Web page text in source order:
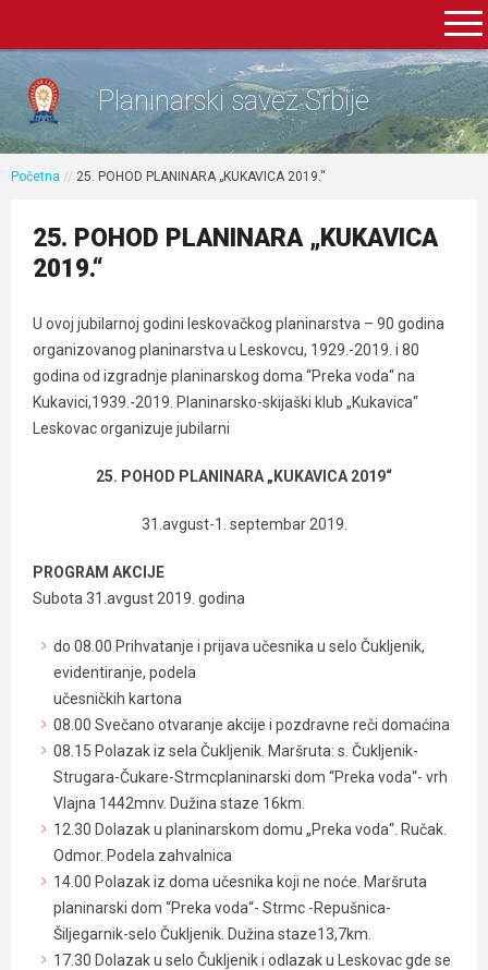
Planinarski savez Srbije
Početna // 25. POHOD PLANINARA „KUKAVICA 2019.“
25. POHOD PLANINARA „KUKAVICA
2019.“
U ovoj jubilarnoj godini leskovačkog planinarstva – 90 godina
organizovanog planinarstva u Leskovcu, 1929.-2019. i 80
godina od izgradnje planinarskog doma “Preka voda“ na
Kukavici,1939.-2019. Planinarsko-skijaški klub „Kukavica“
Leskovac organizuje jubilarni
25. POHOD PLANINARA „KUKAVICA 2019“
31.avgust-1. septembar 2019.
PROGRAM AKCIJE
Subota 31.avgust 2019. godina
do 08.00 Prihvatanje i prijava učesnika u selo Čukljenik,
evidentiranje, podela
učesničkih kartona
08.00 Svečano otvaranje akcije i pozdravne reči domaćina
08.15 Polazak iz sela Čukljenik. Maršruta: s. Čukljenik-
Strugara-Čukare-Strmcplaninarski dom “Preka voda“- vrh
Vlajna 1442mnv. Dužina staze 16km.
12.30 Dolazak u planinarskom domu „Preka voda“. Ručak.
Odmor. Podela zahvalnica
14.00 Polazak iz doma učesnika koji ne noće. Maršruta
planinarski dom “Preka voda“- Strmc -Repušnica-
Šiljegarnik-selo Čukljenik. Dužina staze13,7km.
17.30 Dolazak u selo Čukljenik i odlazak u Leskovac gde se